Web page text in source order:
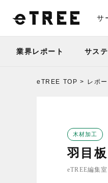
サ
業界レポート サス
eTREE TOP レポー
木材加工
羽目
eTREE編集室